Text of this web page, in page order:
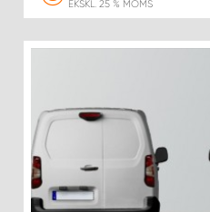
EKSKL. 25 % MOMS